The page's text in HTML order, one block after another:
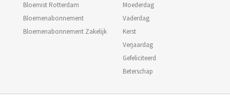
Bloemist Rotterdam
Bloemenabonnement
Bloemenabonnement Zakelijk
Moederdag
Vaderdag
Kerst
Verjaardag
Gefeliciteerd
Beterschap